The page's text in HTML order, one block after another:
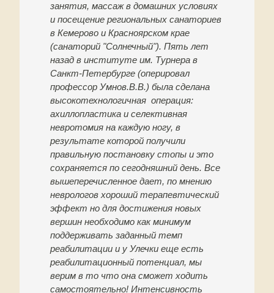
занятия, массаж в домашних условиях
и посещение региональных санаториев
в Кемерово и Красноярском крае
(санаторий "Солнечный"). Пять лет
назад в институте им. Турнера в
Санкт-Петербурге (оперировал
профессор Умнов.В.В.) была сделана
высокотехнологичная операция:
ахиллопластика и селективная
невротомия на каждую ногу, в
результате которой получили
правильную постановку стопы и это
сохраняется по сегодняшний день. Все
вышеперечисленное дает, по мнению
неврологов хороший терапевтический
эффект но для достижения новых
вершин необходимо как минимум
поддерживать заданный темп
реабилитации и у Улечки еще есть
реабилитационный потенциал, мы
верим в то что она сможет ходить
самостоятельно! Интенсивность